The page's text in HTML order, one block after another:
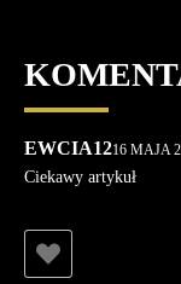
EWCIA1216 MAJA
Ciekawy artykuł